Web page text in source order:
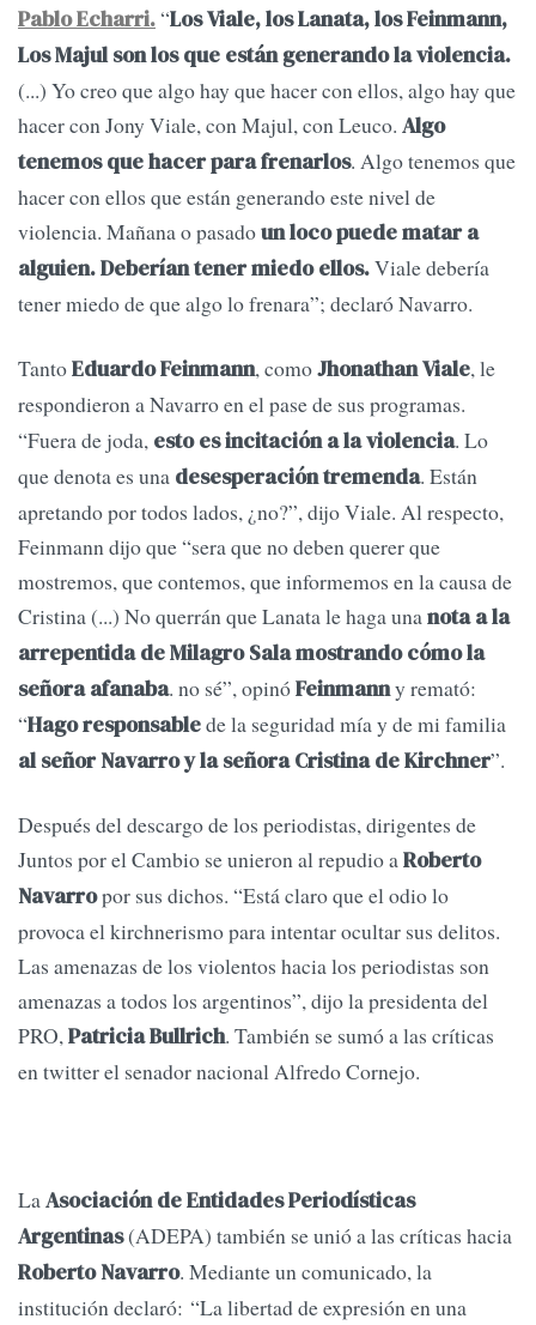
Pablo Echarri.“Los Viale, los Lanata, los Feinmann,
Los Majul son los que están generando la violencia.
(...) Yo creo que algo hay que hacer con ellos, algo hay que
hacer con Jony Viale, con Majul, con Leuco. Algo
tenemos que hacer para frenarlos. Algo tenemos que
hacer con ellos que están generando este nivel de
violencia. Mañana o pasadoun loco puede matar a
alguien. Deberían tener miedo ellos.Viale debería
tener miedo de que algo lo frenara”; declaró Navarro.
TantoEduardo Feinmann, comoJhonathan Viale, le
respondieron a Navarro en el pase de sus programas.
“Fuera de joda, esto es incitación a la violencia. Lo
que denota es una desesperación tremenda. Están
apretando por todos lados, ¿no?”, dijo Viale. Al respecto,
Feinmann dijo que “sera que no deben querer que
mostremos, que contemos, que informemos en la causa de
Cristina (...) No querrán que Lanata le haga unanota a la
arrepentida de Milagro Sala mostrando cómo la
señora afanaba. no sé”, opinóFeinmanny remató:
“Hago responsablede la seguridad mía y de mi familia
al señor Navarro y la señora Cristina de Kirchner”.
Después del descargo de los periodistas, dirigentes de
Juntos por el Cambio se unieron al repudio aRoberto
Navarropor sus dichos. “Está claro que el odio lo
provoca el kirchnerismo para intentar ocultar sus delitos.
Las amenazas de los violentos hacia los periodistas son
amenazas a todos los argentinos”, dijo la presidenta del
PRO,Patricia Bullrich. También se sumó a las críticas
en twitter el senador nacional Alfredo Cornejo.
LaAsociación de Entidades Periodísticas
Argentinas(ADEPA) también se unió a las críticas hacia
Roberto Navarro. Mediante un comunicado, la
institución declaró: “La libertad de expresión en una